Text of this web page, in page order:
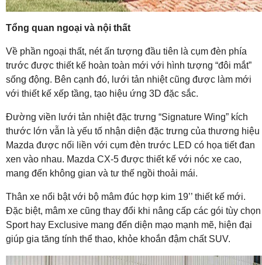
Tổng quan ngoại và nội thất
Về phần ngoại thất, nét ấn tượng đầu tiên là cụm đèn phía
trước được thiết kế hoàn toàn mới với hình tượng “đôi mắt”
sống động. Bên cạnh đó, lưới tản nhiệt cũng được làm mới
với thiết kế xếp tầng, tạo hiệu ứng 3D đặc sắc.
Đường viền lưới tản nhiệt đặc trưng “Signature Wing” kích
thước lớn vẫn là yếu tố nhận diện đặc trưng của thương hiệu
Mazda được nối liền với cụm đèn trước LED có họa tiết đan
xen vào nhau. Mazda CX-5 được thiết kế với nóc xe cao,
mang đến không gian và tư thế ngồi thoải mái.
Thân xe nổi bật với bộ mâm đúc hợp kim 19’’ thiết kế mới.
Đặc biệt, mâm xe cũng thay đổi khi nâng cấp các gói tùy chọn
Sport hay Exclusive mang đến diện mạo mạnh mẽ, hiện đại
giúp gia tăng tính thể thao, khỏe khoắn đậm chất SUV.